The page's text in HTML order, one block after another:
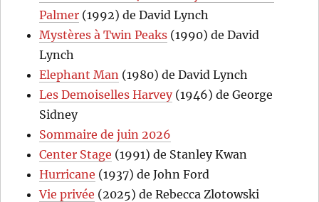
Palmer (1992) de David Lynch
Mystères à Twin Peaks (1990) de David
Lynch
Elephant Man (1980) de David Lynch
Les Demoiselles Harvey(1946) de George
Sidney
Sommaire de juin 2026
Center Stage (1991) de Stanley Kwan
Hurricane (1937) de John Ford
Vie privée (2025) de Rebecca Zlotowski